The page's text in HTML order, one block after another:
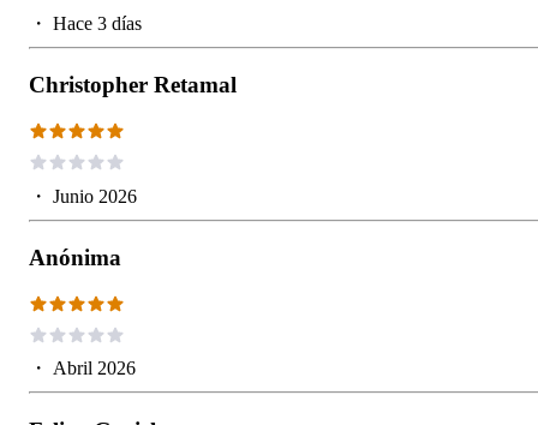
・ Hace 3 días
Christopher Retamal
・ Junio 2026
Anónima
・ Abril 2026